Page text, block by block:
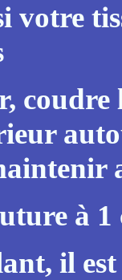
votre
coudre
à
il